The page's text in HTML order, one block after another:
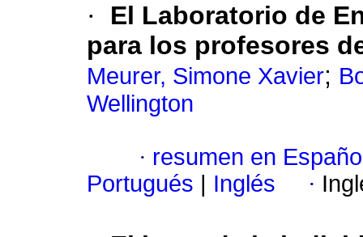
·
El Laboratorio de
para los profesores
Meurer, Simone Xavier;
Wellington
· resumen en
Portugués
Inglés ·